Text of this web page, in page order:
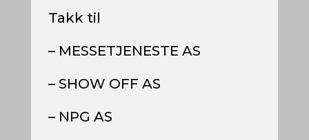
Takk til
– MESSETJENESTE AS
– SHOW OFF AS
– NPG AS